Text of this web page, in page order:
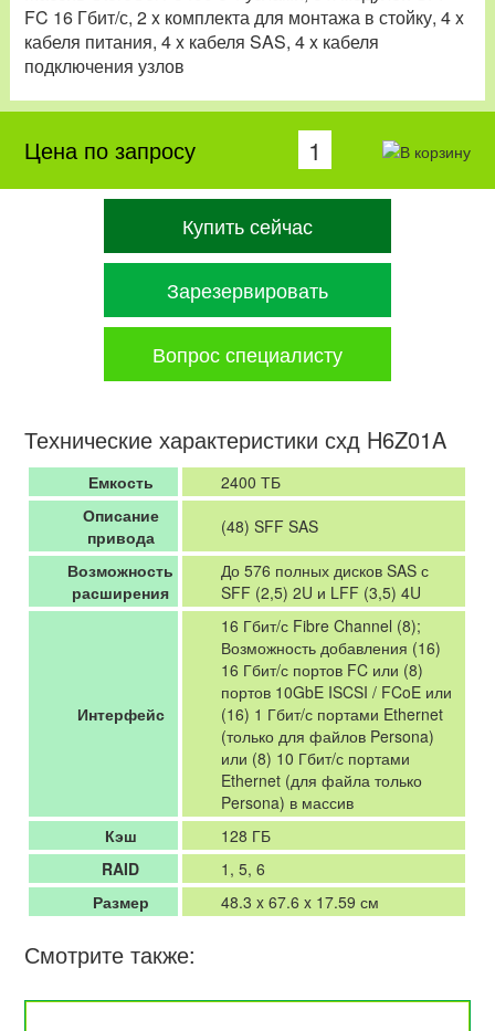
FC 16 Гбит/с, 2 x комплекта для монтажа в стойку, 4 x
кабеля питания, 4 x кабеля SAS, 4 x кабеля
подключения узлов
Цена по запросу
Купить сейчас
Зарезервировать
Вопрос специалисту
Технические характеристики схд H6Z01A
Емкость
2400 ТБ
Описание
привода
(48) SFF SAS
Возможность
расширения
До 576 полных дисков SAS с
SFF (2,5) 2U и LFF (3,5) 4U
Интерфейс
16 Гбит/с Fibre Channel (8);
Возможность добавления (16)
16 Гбит/с портов FC или (8)
портов 10GbE ISCSI / FCoE или
(16) 1 Гбит/с портами Ethernet
(только для файлов Persona)
или (8) 10 Гбит/с портами
Ethernet (для файла только
Persona) в массив
Кэш
128 ГБ
RAID
1, 5, 6
Размер
48.3 x 67.6 x 17.59 см
Смотрите также: